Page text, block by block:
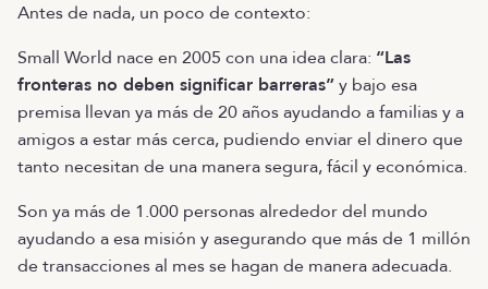
Antes de nada, un poco de contexto:
Small World nace en 2005 con una idea clara: “Las
fronteras no deben significar barreras”y bajo esa
premisa llevan ya más de 20 años ayudando a familias y a
amigos a estar más cerca, pudiendo enviar el dinero que
tanto necesitan de una manera segura, fácil y económica.
Son ya más de 1.000 personas alrededor del mundo
ayudando a esa misión y asegurando que más de 1 millón
de transacciones al mes se hagan de manera adecuada.